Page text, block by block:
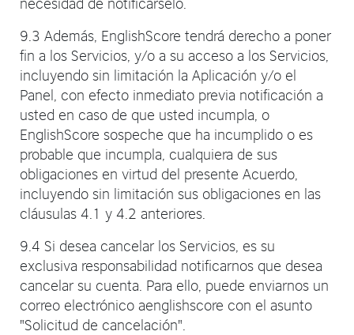
9.3 Además, EnglishScore tendrá derecho a poner
fin a los Servicios, y/o a su acceso a los Servicios,
incluyendo sin limitación la Aplicación y/o el
Panel, con efecto inmediato previa notificación a
usted en caso de que usted incumpla, o
EnglishScore sospeche que ha incumplido o es
probable que incumpla, cualquiera de sus
obligaciones en virtud del presente Acuerdo,
incluyendo sin limitación sus obligaciones en las
cláusulas 4.1 y 4.2 anteriores.
9.4 Si desea cancelar los Servicios, es su
exclusiva responsabilidad notificarnos que desea
cancelar su cuenta. Para ello, puede enviarnos un
correo electrónico aenglishscore con el asunto
"Solicitud de cancelación".